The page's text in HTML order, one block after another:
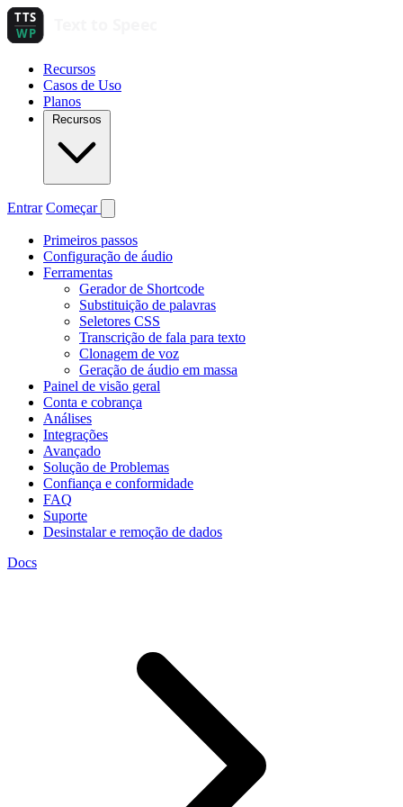
Recursos
Casos de Uso
Planos
Recursos
Entrar Começar
Primeiros passos
Configuração de áudio
Ferramentas
Gerador de Shortcode
Substituição de palavras
Seletores CSS
Transcrição de fala para texto
Clonagem de voz
Geração de áudio em massa
Painel de visão geral
Conta e cobrança
Análises
Integrações
Avançado
Solução de Problemas
Confiança e conformidade
FAQ
Suporte
Desinstalar e remoção de dados
Docs